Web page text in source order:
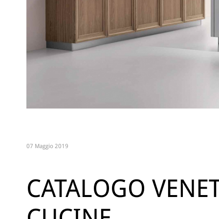
07 Maggio 2019
CATALOGO